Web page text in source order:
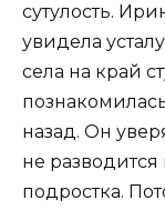
сутулость.
увидела
села на край
назад. Он
не
подростка.